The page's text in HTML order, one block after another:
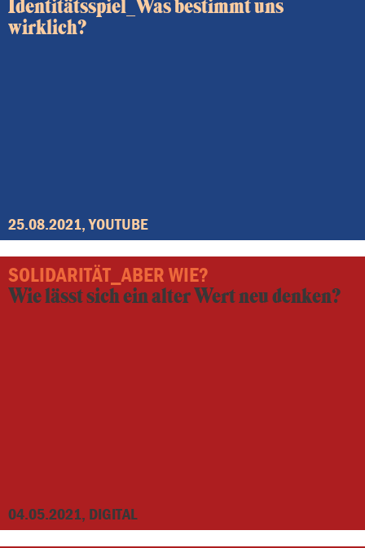
Identitätsspiel_Was bestimmt uns
wirklich?
25.08.2021, YOUTUBE
SOLIDARITÄT_ABER WIE?
Wie lässt sich ein alter Wert neu denken?
04.05.2021, DIGITAL